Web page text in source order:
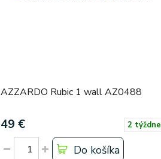
AZZARDO Rubic 1 wall AZ0488
49 € 2 týždne
Do košíka